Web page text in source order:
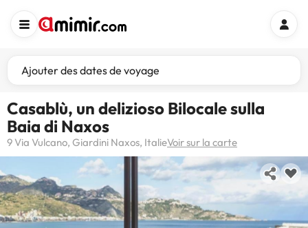
Ajouter des dates de voyage
Casablù, un delizioso Bilocale sulla
Baia di Naxos
9 Via Vulcano, Giardini Naxos, ItalieVoir sur la carte